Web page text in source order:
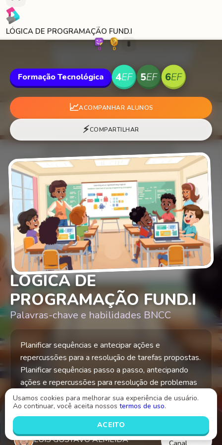
LÓGICA DE PROGRAMAÇÃO FUND.I
0 0 🐛
Formação Tecnológica
📈ACOMPANHAR ALUNOS
⚡COMPARTILHAR
LÓGICA DE
PROGRAMAÇÃO FUND.I
Palavras-chave e habilidades BNCC
Planificar sequências e antecipar ações e
repercussões para a resolução de tarefas propostas.
Planificar sequências passo a passo, antecipando
ações e repercussões para resolução de problemas
e aplicando condicionantes e estrutura de decisões.
LUIS GUSTAVO ALMEIDA
Abrir
Usamos cookies para melhorar sua experiência de usuário.
Ao continuar, você aceita nossos termos de uso.
ACEITO